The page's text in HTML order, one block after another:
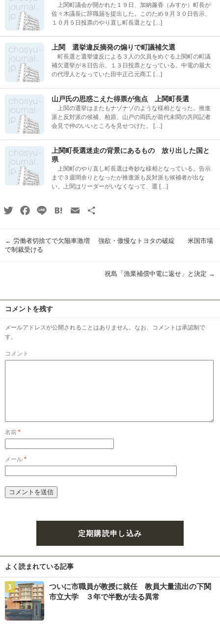
上関町議会が開かれた１９日、加納簾香（みすか）町長が
佐々木議長に辞職届を提出した。このため９月３０日告示、
１０月５日投票のやり直し町長選とな […]
上関 選挙違反摘発の煽りで町議補欠選
町長選と選挙違反による３人の欠員をめぐる上関町の町議
補欠選挙が８日告示、１３日投票となっている。中電の最大
の代理人となっていた田中正己元商工 […]
山戸氏の思惑こえた得票が焦点 上関町長選
上関の選挙はまたもナゾナゾのような様相となった。推進
派と反対派の候補、柏原、山戸の両氏が前代未聞の共同記者
会見で仲のいいところを見せつけた。 […]
上関町長選迷走の背景にあるもの 放り出した国と
県
上関町のやり直し町長選は奇妙な様相となっている。告示
まで３週間余りとなったが推進派も反対派も候補者が出な
い。上関はリーダーがいなくなって、選 […]
TwitterFacebook
Line HatenaEmail
← 労働者切捨てで欠陥車激増 強欲・傲慢なトヨタの破綻 米国市場
で制裁受ける
祝島「漁業補償中電に返せ」と決定 →
コメントを残す
メールアドレスが公開されることはありません。なお、コメントは承認制で
す。
コメント
名前 *
メール *
定期購読申し込み
よく読まれている記事
ついに市職員が教授に就任 教員大量流出の下関
市立大学 ３年で半数が去る異常